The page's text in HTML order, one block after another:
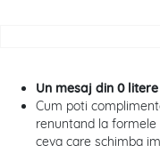
Un mesaj din 0 litere
Cum poti
renuntand la formele
ceva care schimba